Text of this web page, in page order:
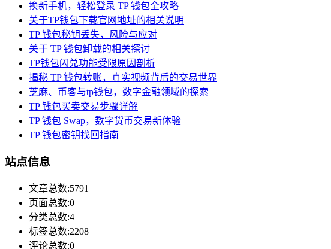
换新手机，轻松登录 TP 钱包全攻略
关于TP钱包下载官网地址的相关说明
TP 钱包秘钥丢失，风险与应对
关于 TP 钱包卸载的相关探讨
TP钱包闪兑功能受限原因剖析
揭秘 TP 钱包转账，真实视频背后的交易世界
芝麻、币客与tp钱包，数字金融领域的探索
TP 钱包买卖交易步骤详解
TP 钱包 Swap，数字货币交易新体验
TP 钱包密钥找回指南
站点信息
文章总数:5791
页面总数:0
分类总数:4
标签总数:2208
评论总数:0